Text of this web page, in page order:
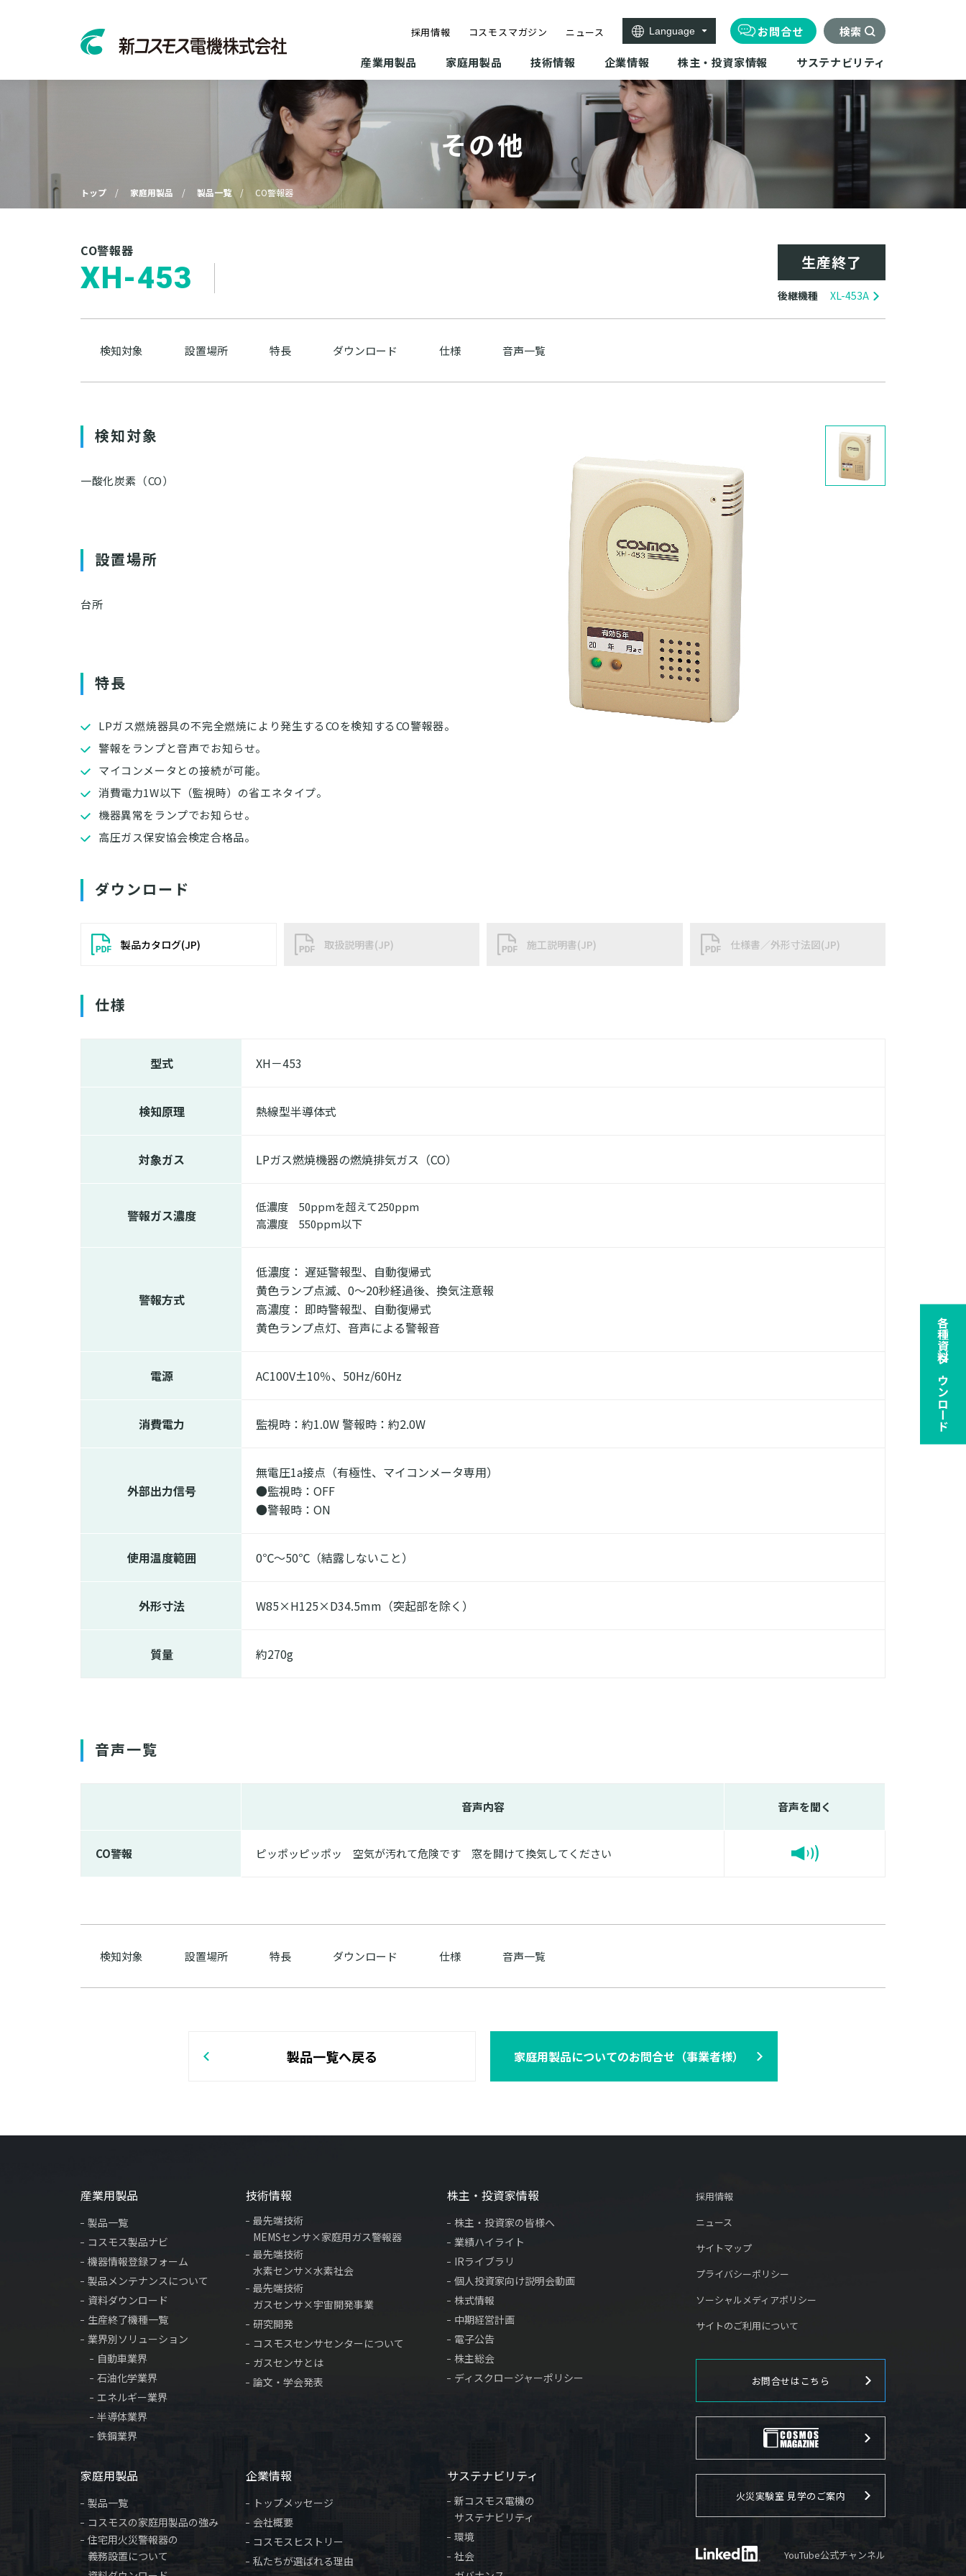
採用情報 コスモスマガジン ニュース Language お問合せ 検索
産業用製品 家庭用製品 技術情報 企業情報 株主・投資家情報 サステナビリティ
その他
トップ 家庭用製品 製品一覧 CO警報器
CO警報器
XH-453 生産終了
後継機種 XL-453A
検知対象 設置場所 特長 ダウンロード 仕様 音声一覧
検知対象
一酸化炭素（CO）
設置場所
台所
特長
LPガス燃焼器具の不完全燃焼により発生するCOを検知するCO警報器。
警報をランプと音声でお知らせ。
マイコンメータとの接続が可能。
消費電力1W以下（監視時）の省エネタイプ。
機器異常をランプでお知らせ。
高圧ガス保安協会検定合格品。
ダウンロード
製品カタログ(JP) 取扱説明書(JP) 施工説明書(JP) 仕様書／外形寸法図(JP)
仕様
型式 XH－453
検知原理 熱線型半導体式
対象ガス LPガス燃焼機器の燃焼排気ガス（CO）
警報ガス濃度
低濃度 50ppmを超えて250ppm
高濃度 550ppm以下
警報方式
低濃度： 遅延警報型、自動復帰式
黄色ランプ点滅、0～20秒経過後、換気注意報
高濃度： 即時警報型、自動復帰式
黄色ランプ点灯、音声による警報音
電源 AC100V±10％、50Hz/60Hz
消費電力 監視時：約1.0W 警報時：約2.0W
外部出力信号
無電圧1a接点（有極性、マイコンメータ専用）
●監視時：OFF
●警報時：ON
使用温度範囲 0℃～50℃（結露しないこと）
外形寸法 W85×H125×D34.5mm（突起部を除く）
質量 約270g
音声一覧
音声内容 音声を聞く
CO警報 ピッポッピッポッ 空気が汚れて危険です 窓を開けて換気してください
検知対象 設置場所 特長 ダウンロード 仕様 音声一覧
製品一覧へ戻る 家庭用製品についてのお問合せ（事業者様）
産業用製品
製品一覧
コスモス製品ナビ
機器情報登録フォーム
製品メンテナンスについて
資料ダウンロード
生産終了機種一覧
業界別ソリューション
自動車業界
石油化学業界
エネルギー業界
半導体業界
鉄鋼業界
家庭用製品
製品一覧
コスモスの家庭用製品の強み
住宅用火災警報器の
義務設置について
技術情報
最先端技術
MEMSセンサ×家庭用ガス警報器
最先端技術
水素センサ×水素社会
最先端技術
ガスセンサ×宇宙開発事業
研究開発
コスモスセンサセンターについて
ガスセンサとは
論文・学会発表
企業情報
トップメッセージ
会社概要
コスモスヒストリー
私たちが選ばれる理由
株主・投資家情報
株主・投資家の皆様へ
業績ハイライト
IRライブラリ
個人投資家向け説明会動画
株式情報
中期経営計画
電子公告
株主総会
ディスクロージャーポリシー
サステナビリティ
新コスモス電機の
サステナビリティ
環境
社会
採用情報
ニュース
サイトマップ
プライバシーポリシー
ソーシャルメディアポリシー
サイトのご利用について
お問合せはこちら
火災実験室 見学のご案内
YouTube公式チャンネル
各種資料ダウンロード